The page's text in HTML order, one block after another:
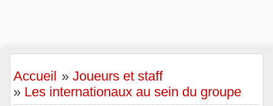
Accueil »Joueurs et staff
» Les internationaux au sein du groupe